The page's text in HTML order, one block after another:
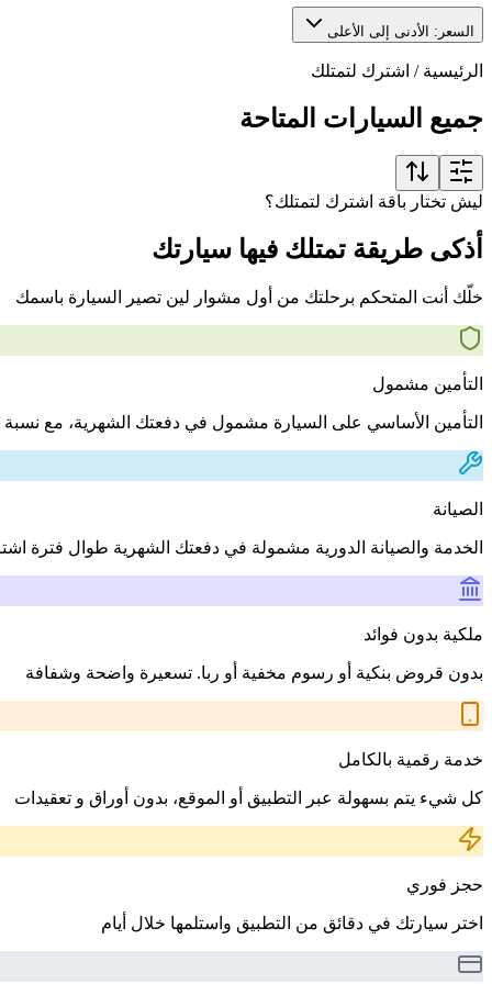
السعر: الأدنى إلى الأعلى
الرئيسية / اشترك لتمتلك
جميع السيارات المتاحة
ليش تختار باقة اشترك لتمتلك؟
أذكى طريقة تمتلك فيها سيارتك
خلّك أنت المتحكم برحلتك من أول مشوار لين تصير السيارة باسمك
التأمين مشمول
التأمين الأساسي على السيارة مشمول في دفعتك الشهرية، مع
الصيانة
الخدمة والصيانة الدورية مشمولة في دفعتك الشهرية طوال فترة
ملكية بدون فوائد
بدون قروض بنكية أو رسوم مخفية أو ربا. تسعيرة واضحة وشفافة
خدمة رقمية بالكامل
كل شيء يتم بسهولة عبر التطبيق أو الموقع، بدون أوراق و تعقيدات
حجز فوري
اختر سيارتك في دقائق من التطبيق واستلمها خلال أيام